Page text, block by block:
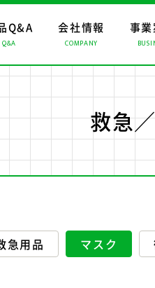
おすすめコンテンツ
Q&A
Q&A
会社情報
COMPANY
トップメッセージ
リスクマネジメント
事
マーチャンダイジン
救急
急用品 マスク